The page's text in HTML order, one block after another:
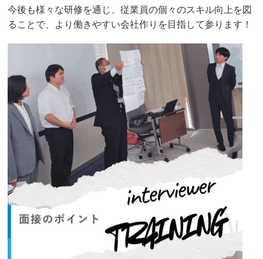
今後も様々な研修を通じ、従業員の個々のスキル向上を図
ることで、より働きやすい会社作りを目指して参ります！